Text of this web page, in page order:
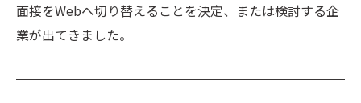
面接をWebへ切り替えることを決定、または検討する企
業が出てきました。